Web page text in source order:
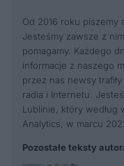
Od 2016 roku piszemy
Jesteśmy zawsze z
pomagamy. Każdego
informacje z naszego
przez nas newsy
radia i Internetu.
Lublinie, który według
Analytics, w marcu
Pozostałe teksty